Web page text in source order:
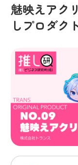
魅映えアク
しプロダク